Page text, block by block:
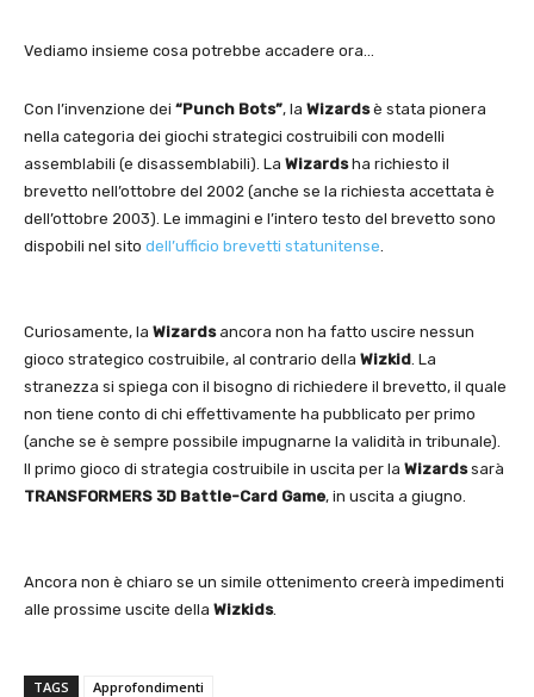
Vediamo insieme cosa potrebbe accadere ora…
Con l’invenzione dei “Punch Bots”, la Wizardsè stata pionera
nella categoria dei giochi strategici costruibili con modelli
assemblabili (e disassemblabili). La Wizardsha richiesto il
brevetto nell’ottobre del 2002 (anche se la richiesta accettata è
dell’ottobre 2003). Le immagini e l’intero testo del brevetto sono
dispobili nel sito dell’ufficio brevetti statunitense.
Curiosamente, la Wizardsancora non ha fatto uscire nessun
gioco strategico costruibile, al contrario della Wizkid. La
stranezza si spiega con il bisogno di richiedere il brevetto, il quale
non tiene conto di chi effettivamente ha pubblicato per primo
(anche se è sempre possibile impugnarne la validità in tribunale).
Il primo gioco di strategia costruibile in uscita per la Wizardssarà
TRANSFORMERS 3D Battle-Card Game, in uscita a giugno.
Ancora non è chiaro se un simile ottenimento creerà impedimenti
alle prossime uscite della Wizkids.
TAGS Approfondimenti